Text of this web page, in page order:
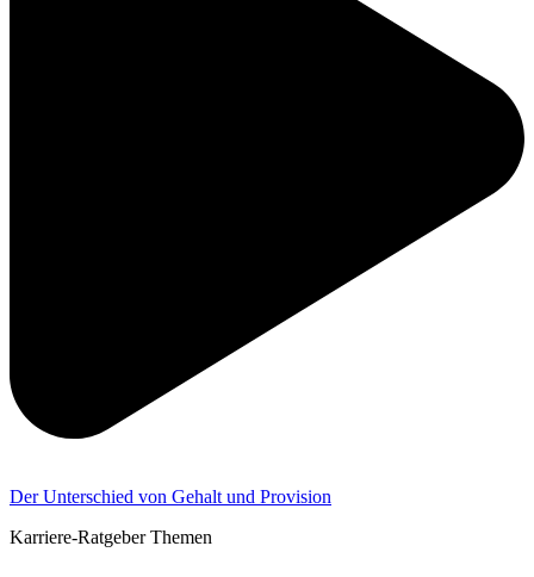
Der Unterschied von Gehalt und Provision
Karriere-Ratgeber Themen